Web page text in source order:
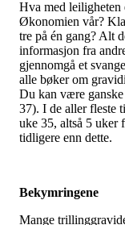
Hva med leiligheten
Økonomien vår?
tre på én gang? Alt
informasjon fra
gjennomgå et
alle bøker om
Du kan være
37). I de aller fleste
uke 35, altså 5 uker
tidligere enn dette.
Bekymringene
Mange